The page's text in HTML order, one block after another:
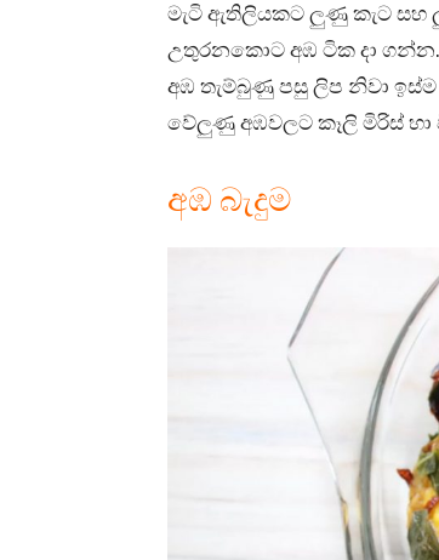
මැටි ඇතිලියකට ලුණු කැට සහ
උතුරනකොට අඹ ටික දා ගන්න.
අඹ තැම්බුණු පසු ලිප නිවා
වේලුණු අඹවලට කෑලි මිරිස්
අඹ බැදුම